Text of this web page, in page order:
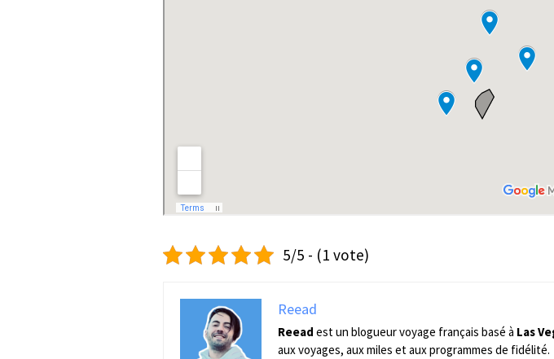
5/5 - (1 vote)
Reead
Reead est un blogueur voyage français basé à Las
aux voyages, aux miles et aux programmes de fidélité.